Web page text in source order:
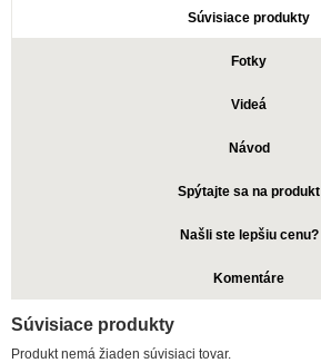
Súvisiace produkty
Fotky
Videá
Návod
Spýtajte sa na produkt
Našli ste lepšiu cenu?
Komentáre
Súvisiace produkty
Produkt nemá žiaden súvisiaci tovar.